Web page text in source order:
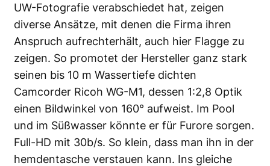
UW-Fotografie verabschiedet hat, zeigen
diverse Ansätze, mit denen die Firma ihren
Anspruch aufrechterhält, auch hier Flagge zu
zeigen. So promotet der Hersteller ganz stark
seinen bis 10 m Wassertiefe dichten
Camcorder Ricoh WG-M1, dessen 1:2,8 Optik
einen Bildwinkel von 160° aufweist. Im Pool
und im Süßwasser könnte er für Furore sorgen.
Full-HD mit 30b/s. So klein, dass man ihn in der
hemdentasche verstauen kann. Ins gleiche